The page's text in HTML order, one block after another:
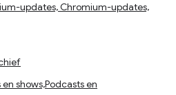
updates, Chromium-updates,
shows,Podcasts en